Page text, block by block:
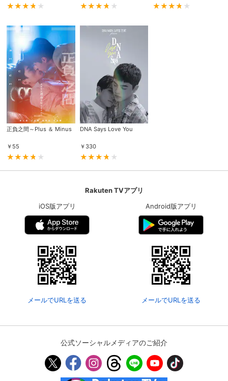
正負之間～Plus ＆ Minus
￥ 55
DNA Says Love You
￥ 330
Rakuten TVアプリ
iOS版アプリ
メールでURLを送る
Android版アプリ
メールでURLを送る
公式ソーシャルメディアのご紹介